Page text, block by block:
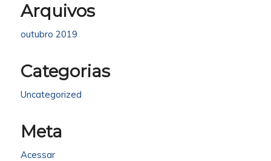
Arquivos
outubro 2019
Categorias
Uncategorized
Meta
Acessar